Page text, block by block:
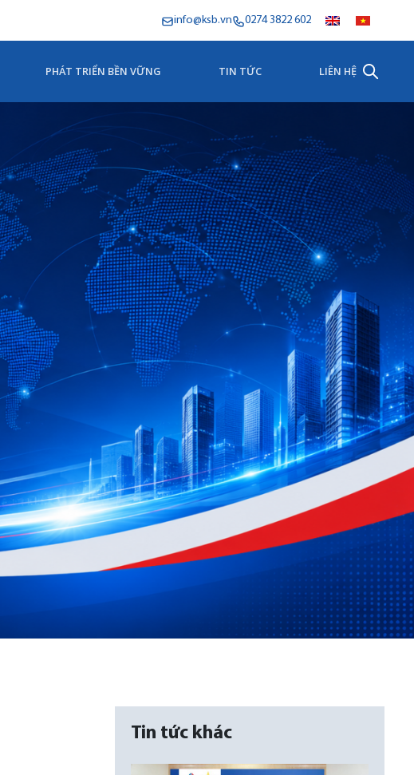
info@ksb.vn 0274 3822 602
PHÁT TRIỂN BỀN VỮNG TIN TỨC LIÊN HỆ
Tin tức khác